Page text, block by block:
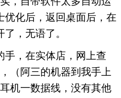
优化后，返回桌面后，在
，无语了。
手，在实体店，网上查
（阿三的机器到我手上
机一数据线，没有其他